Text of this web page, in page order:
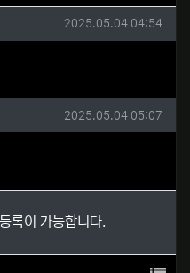
작성일
2025.05.04 04:54
작성일
2025.05.04 05:07
록이 가능합니다.